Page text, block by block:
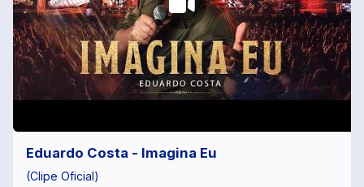
Eduardo Costa - Imagina Eu
(Clipe Oficial)